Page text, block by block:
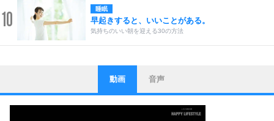
10 睡眠
早起きすると、いいことがある。
気持ちのいい朝を迎える30の方法
1
ストレス対策
他人と比べない。
いっそのこと、他人を見ない。
いらいらしない人になる30の方法
動画 音声